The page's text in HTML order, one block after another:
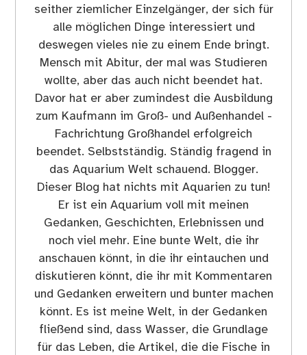
seither ziemlicher Einzelgänger, der sich für
alle möglichen Dinge interessiert und
deswegen vieles nie zu einem Ende bringt.
Mensch mit Abitur, der mal was Studieren
wollte, aber das auch nicht beendet hat.
Davor hat er aber zumindest die Ausbildung
zum Kaufmann im Groß- und Außenhandel -
Fachrichtung Großhandel erfolgreich
beendet. Selbstständig. Ständig fragend in
das Aquarium Welt schauend. Blogger.
Dieser Blog hat nichts mit Aquarien zu tun!
Er ist ein Aquarium voll mit meinen
Gedanken, Geschichten, Erlebnissen und
noch viel mehr. Eine bunte Welt, die ihr
anschauen könnt, in die ihr eintauchen und
diskutieren könnt, die ihr mit Kommentaren
und Gedanken erweitern und bunter machen
könnt. Es ist meine Welt, in der Gedanken
fließend sind, dass Wasser, die Grundlage
für das Leben, die Artikel, die die Fische in